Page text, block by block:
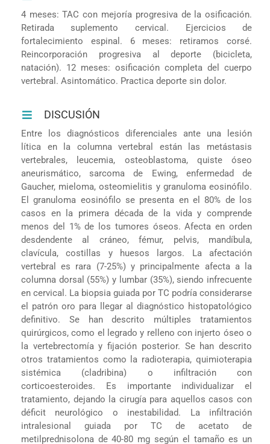
4 meses: TAC con mejoría progresiva de la osificación.
Retirada suplemento cervical. Ejercicios de
fortalecimiento espinal. 6 meses: retiramos corsé.
Reincorporación progresiva al deporte (bicicleta,
natación). 12 meses: osificación completa del cuerpo
vertebral. Asintomático. Practica deporte sin dolor.
DISCUSIÓN
Entre los diagnósticos diferenciales ante una lesión
lítica en la columna vertebral están las metástasis
vertebrales, leucemia, osteoblastoma, quiste óseo
aneurismático, sarcoma de Ewing, enfermedad de
Gaucher, mieloma, osteomielitis y granuloma eosinófilo.
El granuloma eosinófilo se presenta en el 80% de los
casos en la primera década de la vida y comprende
menos del 1% de los tumores óseos. Afecta en orden
desdendente al cráneo, fémur, pelvis, mandíbula,
clavícula, costillas y huesos largos. La afectación
vertebral es rara (7-25%) y principalmente afecta a la
columna dorsal (55%) y lumbar (35%), siendo infrecuente
en cervical. La biopsia guiada por TC podría considerarse
el patrón oro para llegar al diagnóstico histopatológico
definitivo. Se han descrito múltiples tratamientos
quirúrgicos, como el legrado y relleno con injerto óseo o
la vertebrectomía y fijación posterior. Se han descrito
otros tratamientos como la radioterapia, quimioterapia
sistémica (cladribina) o infiltración con
corticoesteroides. Es importante individualizar el
tratamiento, dejando la cirugía para aquellos casos con
déficit neurológico o inestabilidad. La infiltración
intralesional guiada por TC de acetato de
metilprednisolona de 40-80 mg según el tamaño es un